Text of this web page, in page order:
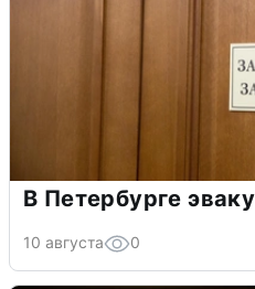
В Петербурге
10 августа 0